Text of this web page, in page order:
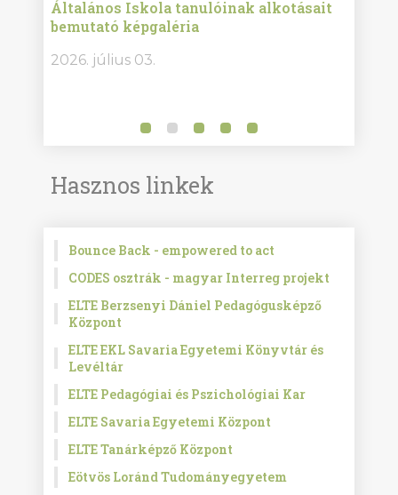
Általános Iskola tanulóinak alkotásait
bemutató képgaléria
2026. július 03.
Hasznos linkek
Bounce Back - empowered to act
CODES osztrák - magyar Interreg projekt
ELTE Berzsenyi Dániel Pedagógusképző
Központ
ELTE EKL Savaria Egyetemi Könyvtár és
Levéltár
ELTE Pedagógiai és Pszichológiai Kar
ELTE Savaria Egyetemi Központ
ELTE Tanárképző Központ
Eötvös Loránd Tudományegyetem